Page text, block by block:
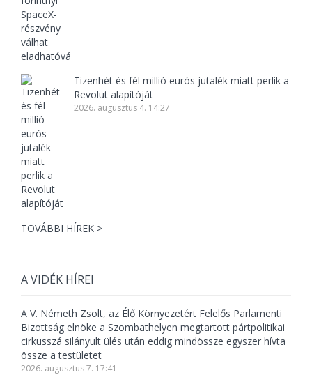
Tizenhét és fél millió eurós jutalék miatt perlik a
Revolut alapítóját
2026. augusztus 4. 14:27
TOVÁBBI HÍREK >
A VIDÉK HÍREI
A V. Németh Zsolt, az Élő Környezetért Felelős Parlamenti
Bizottság elnöke a Szombathelyen megtartott pártpolitikai
cirkusszá silányult ülés után eddig mindössze egyszer hívta
össze a testületet
2026. augusztus 7. 17:41